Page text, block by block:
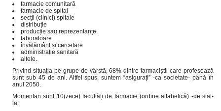
farmacie comunitară
farmacie de spital
secții (clinici) spitale
distribuție
producție sau reprezentanțe
laboratoare
învățământ și cercetare
administrație sanitară
altele.
Privind situația pe grupe de vârstă, 68% dintre farmaciștii care profesează
sunt sub 45 de ani. Altfel spus, suntem “asigurați” -ca societate- până în
anul 2050.
Momentan sunt 10(zece) facultăți de farmacie (ordine alfabetică) -de stat-
la: